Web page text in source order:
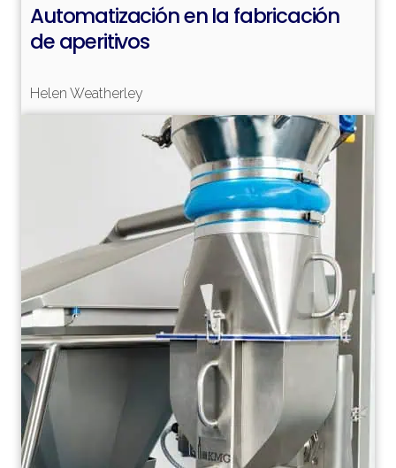
Leer más
Automatización en la fabricación
de aperitivos
Helen Weatherley